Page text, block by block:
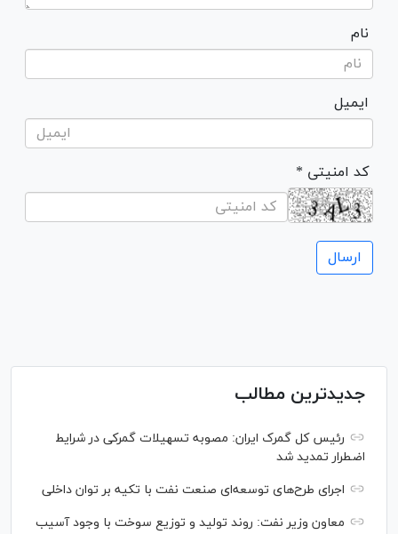
نام
ایمیل
* کد امنیتی
جدیدترین مطالب
رئیس کل گمرک ایران: مصوبه تسهیلات گمرکی در شرایط
اضطرار تمدید شد
اجرای طرح‌های توسعه‌ای صنعت نفت با تکیه بر توان داخلی
معاون وزیر نفت: روند تولید و توزیع سوخت با وجود آسیب